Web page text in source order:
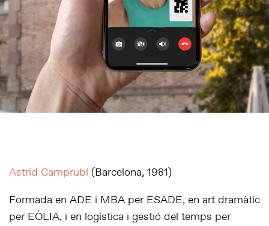
Astrid Camprubí (Barcelona, 1981)
Formada en ADE i MBA per ESADE, en art dramàtic
per EÒLIA, i en logística i gestió del temps per